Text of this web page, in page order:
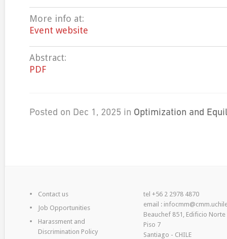
More info at:
Event website
Abstract:
PDF
Posted on Dec 1, 2025 in Optimization and
Contact us
Job Opportunities
Harassment and
Discrimination Policy
tel +56 2 2978 4870
email :
Beauchef 851, Edificio Norte
Piso 7
Santiago - CHILE